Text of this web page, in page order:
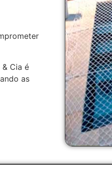
Cia é
as